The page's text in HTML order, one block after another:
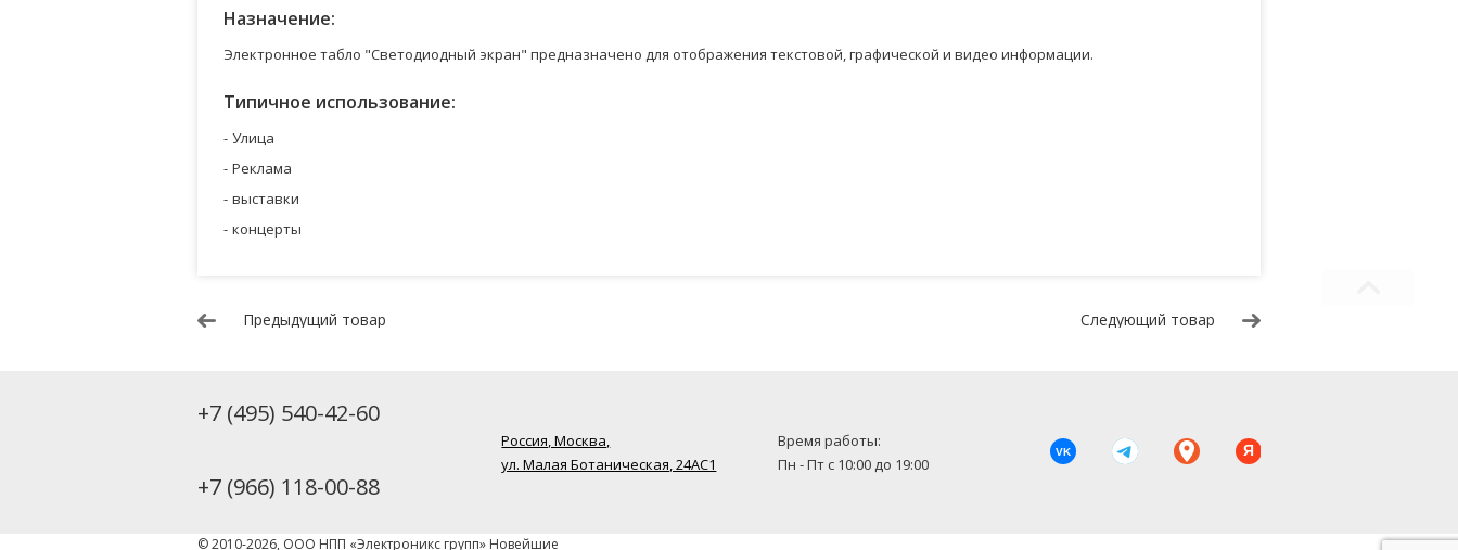
Назначение:
Электронное табло "Светодиодный экран" предназначено для отображения текстовой, графической и видео информации.
Типичное использование:
Улица
Реклама
выставки
концерты
Предыдущий товар Следующий товар
+7 (495) 540-42-60
+7 (966) 118-00-88
Россия, Москва,
ул. Малая Ботаническая, 24AC1
Время работы:
Пн - Пт с 10:00 до 19:00
VK Я
© 2010-2026, ООО НПП «Электроникс групп» Новейшие